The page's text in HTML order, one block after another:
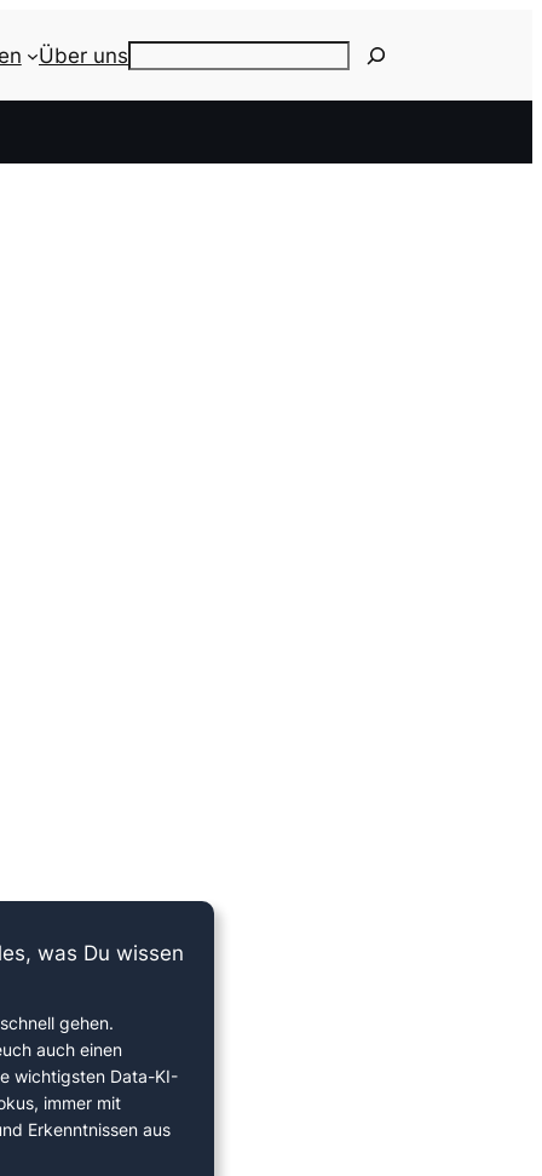
Über uns
was Du wissen
gehen.
auch einen
wichtigsten Data-KI-
immer mit
Erkenntnissen aus